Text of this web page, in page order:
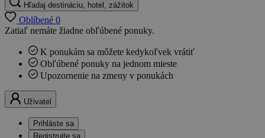
Hľadaj destináciu, hotel, zážitok
Oblíbené 0
Zatiaľ nemáte žiadne obľúbené ponuky.
K ponukám sa môžete kedykoľvek vrátiť
Obľúbené ponuky na jednom mieste
Upozornenie na zmeny v ponukách
Uživatel
Prihláste sa
Registrujte sa